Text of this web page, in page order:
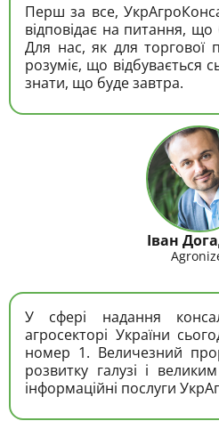
Перш за все,
відповідає на питання,
Для нас, як для торгової
розуміє, що відбувається
знати, що буде завтра.
Іван
У сфері надання
агросекторі України
номер 1. Величезний
розвитку галузі і
інформаційні послуги